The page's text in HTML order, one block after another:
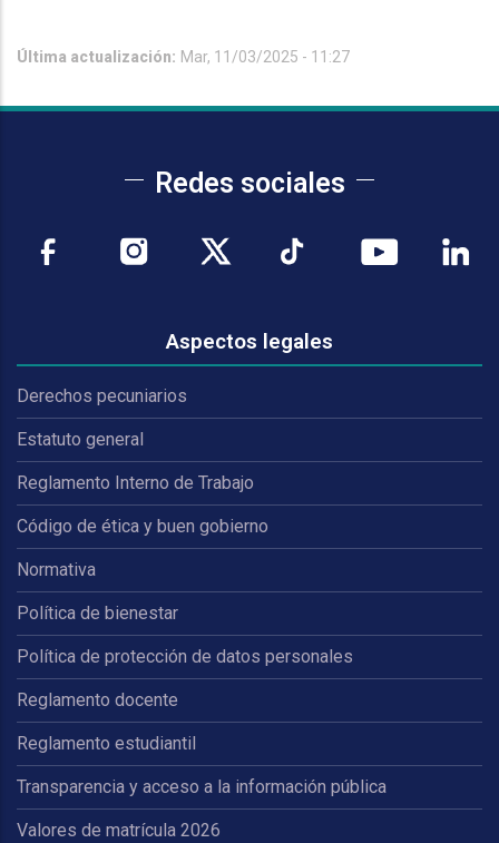
Última actualización: Mar, 11/03/2025 - 11:27
Redes sociales
Aspectos legales
Derechos pecuniarios
Estatuto general
Reglamento Interno de Trabajo
Código de ética y buen gobierno
Normativa
Política de bienestar
Política de protección de datos personales
Reglamento docente
Reglamento estudiantil
Transparencia y acceso a la información pública
Valores de matrícula 2026